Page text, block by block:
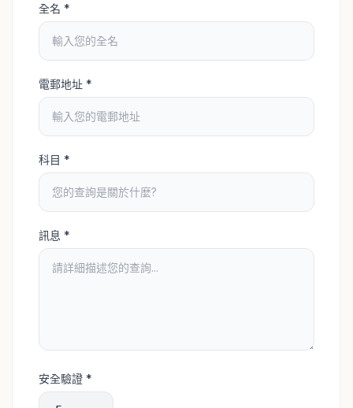
全名 *
電郵地址 *
科目 *
訊息 *
安全驗證 *